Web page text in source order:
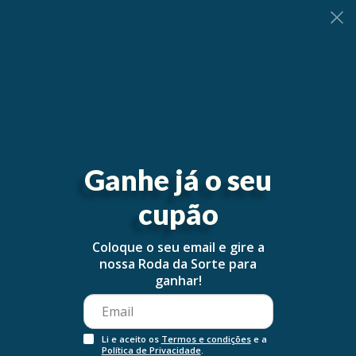
Ganhe já o seu
cupão
Coloque o seu email e gire a
nossa Roda da Sorte para
ganhar!
Li e aceito os Termos e condições e a
Política de Privacidade.